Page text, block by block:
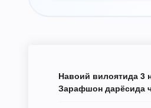
Навоий вилоятида 3
Зарафшон дарёсида